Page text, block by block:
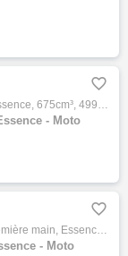

Street, 06/2011, 14960 km, Essence, 675cm³, 4999 € Equipements : Street Triple 675 Violet - État irréprochable À vendre dans notre garage, …
- Moto

Street, 07/2023, 2656 km, Première main, Essence, 765cm³, 8590 € Equipements : ,1ère main,Garantie 12 mois Toutes les occasions d'AXXESS MA…
- Moto